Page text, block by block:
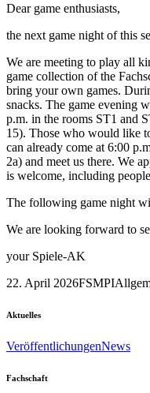
Dear game enthusiasts,
the next game night of this
We are meeting to play all
game collection of the
bring your own games.
snacks. The game evening
p.m. in the rooms ST1 and
15). Those who would like
can already come at 6:00
2a) and meet us there. We
is welcome, including
The following game night
We are looking forward to
your Spiele-AK
22. April 2026FSMPI
Aktuelles
VeröffentlichungenNews
Fachschaft